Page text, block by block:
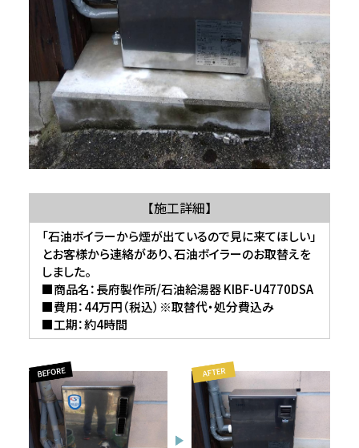
【施工詳細】
「石油ボイラーから煙が出ているので見に来てほしい」
とお客様から連絡があり、石油ボイラーのお取替えを
しました。
■商品名：長府製作所/石油給湯器 KIBF-U4770DSA
■費用：44万円（税込）※取替代・処分費込み
■工期：約4時間